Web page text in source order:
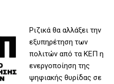
Ριζικά θα αλλάξει την
εξυπηρέτηση των
πολιτών από τα ΚΕΠ η
ενεργοποίηση της
ψηφιακής θυρίδας σε